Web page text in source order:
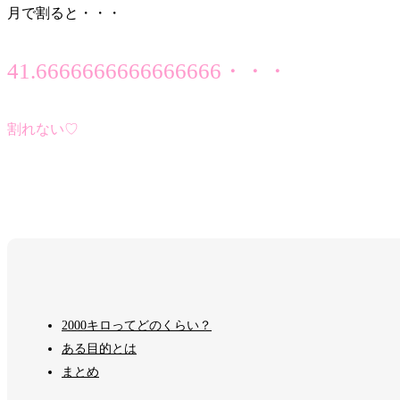
月で割ると・・・
41.6666666666666666・・・
割れない♡
2000キロってどのくらい？
ある目的とは
まとめ